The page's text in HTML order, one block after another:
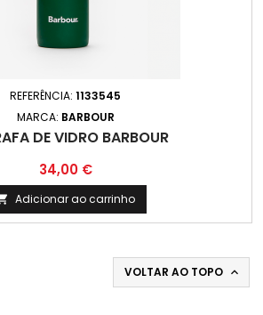
REFERÊNCIA: 1133545
MARCA: BARBOUR
DE VIDRO BARBOUR
Preço
34,00 €
Adicionar ao carrinho
VOLTAR AO TOPO 